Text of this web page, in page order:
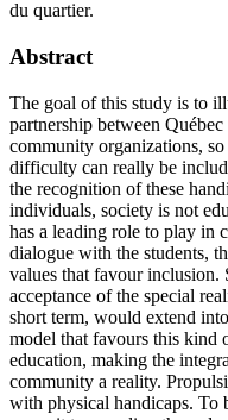
du quartier.
Abstract
The goal of this study is to
partnership between
community organizations,
difficulty can really be
the recognition of these
individuals, society is not
has a leading role to play in
dialogue with the students,
values that favour inclusion.
acceptance of the special
short term, would extend
model that favours this kind
education, making the
community a reality.
with physical handicaps. To